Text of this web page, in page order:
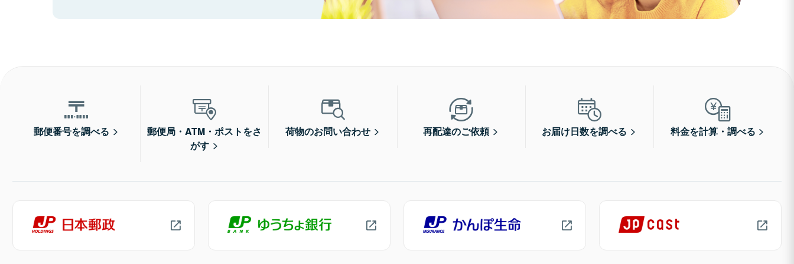
郵便番号を調べる
郵便局・ATM・ポストをさ
がす
荷物のお問い合わせ 再配達のご依頼 お届け日数を調べる 料金を計算・調べる